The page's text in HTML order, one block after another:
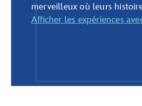
merveilleux où leurs
Afficher les expériences